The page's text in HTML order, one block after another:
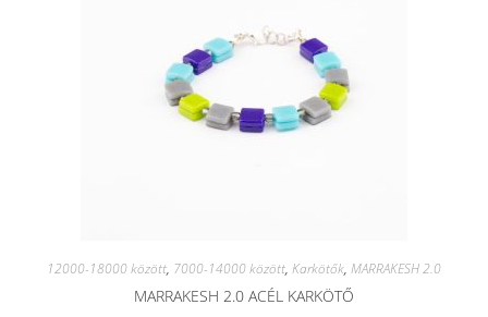
12000-18000 között, 7000-14000 között, Karkötők, MARRAKESH 2.0
MARRAKESH 2.0 ACÉL KARKÖTŐ